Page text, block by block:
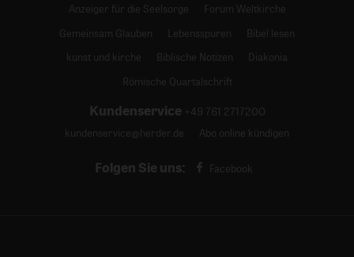
Anzeiger für die Seelsorge
Forum Weltkirche
Gemeinsam Glauben
Lebensspuren
Bibel lesen
kunst und kirche
Biblische Notizen
Diakonia
Römische Quartalschrift
Kundenservice +49 761 2717200
kundenservice@herder.de
Abo online kündigen
Folgen Sie uns: Facebook